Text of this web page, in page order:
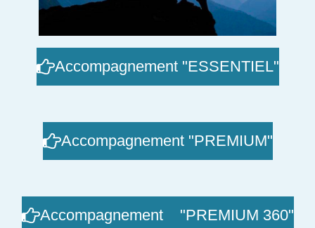
Accompagnement "ESSENTIEL"
Accompagnement "PREMIUM"
Accompagnement "PREMIUM 360"